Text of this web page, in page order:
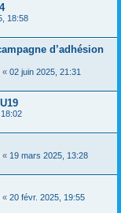
18:58
d’adhésion
« 02 juin 2025, 21:31
« 19 mars 2025, 13:28
« 20 févr. 2025, 19:55